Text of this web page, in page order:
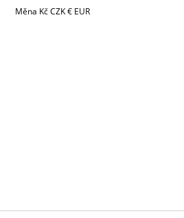
Měna KčCZK€ EUR